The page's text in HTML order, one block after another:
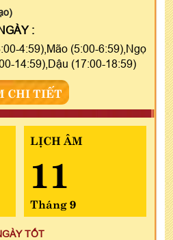
:
4:59),Mão (5:00-6:59),Ngọ
14:59),Dậu (17:00-18:59)
CHI TIẾT
LỊCH ÂM
11
Tháng 9
TỐT